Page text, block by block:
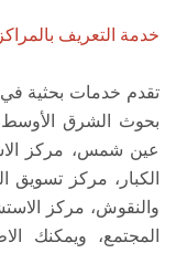
خدمة التعريف
تقدم خدمات بحثية
بحوث الشرق
عين شمس، مركز
الكبار، مركز تسويق
والنقوش، مركز
المجتمع، ويمكنك